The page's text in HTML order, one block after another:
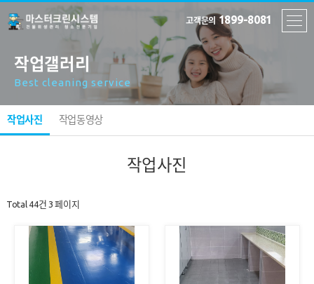
고객문의 1899-8081
작업갤러리
Best cleaning service
작업사진 작업동영상
작업사진
Total 44건 3 페이지